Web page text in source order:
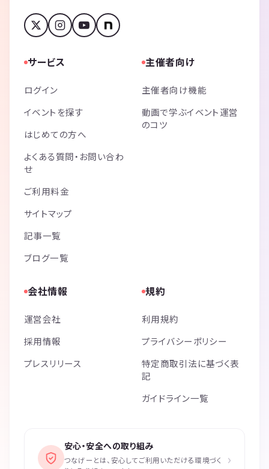
サービス
ログイン
イベントを探す
はじめての方へ
よくある質問・お問い合わ
せ
ご利用料金
サイトマップ
記事一覧
ブログ一覧
主催者向け
主催者向け機能
動画で学ぶイベント運営
のコツ
会社情報
運営会社
採用情報
プレスリリース
規約
利用規約
プライバシーポリシー
特定商取引法に基づく表
記
ガイドライン一覧
安心・安全への取り組み
つなげーとは、安心してご利用いただける環境づく
›